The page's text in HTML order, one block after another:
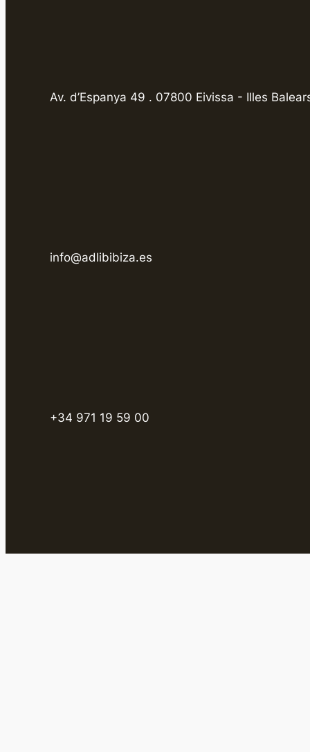
Av. d’Espanya 49 . 07800 Eivissa - Illes
info@adlibibiza.es
+34 971 19 59 00